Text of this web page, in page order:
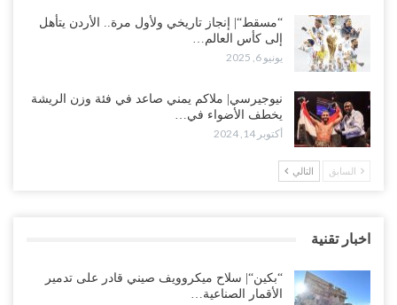
“مسقط“| إنجاز تاريخي ولأول مرة.. الأردن يتأهل
إلى كأس العالم…
يونيو 6, 2025
نيوجيرسي| ملاكم يمني صاعد في فئة وزن الريشة
يخطف الأضواء في…
أكتوبر 14, 2024
السابق التالي
اخبار تقنية
“بكين“| سلاح ميكروويف صيني قادر على تدمير
الأقمار الصناعية…